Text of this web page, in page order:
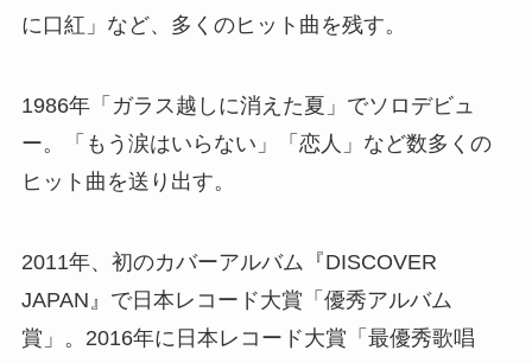
に口紅」など、多くのヒット曲を残す。
1986年「ガラス越しに消えた夏」でソロデビュ
ー。「もう涙はいらない」「恋人」など数多くの
ヒット曲を送り出す。
2011年、初のカバーアルバム『DISCOVER
JAPAN』で日本レコード大賞「優秀アルバム
賞」。2016年に日本レコード大賞「最優秀歌唱